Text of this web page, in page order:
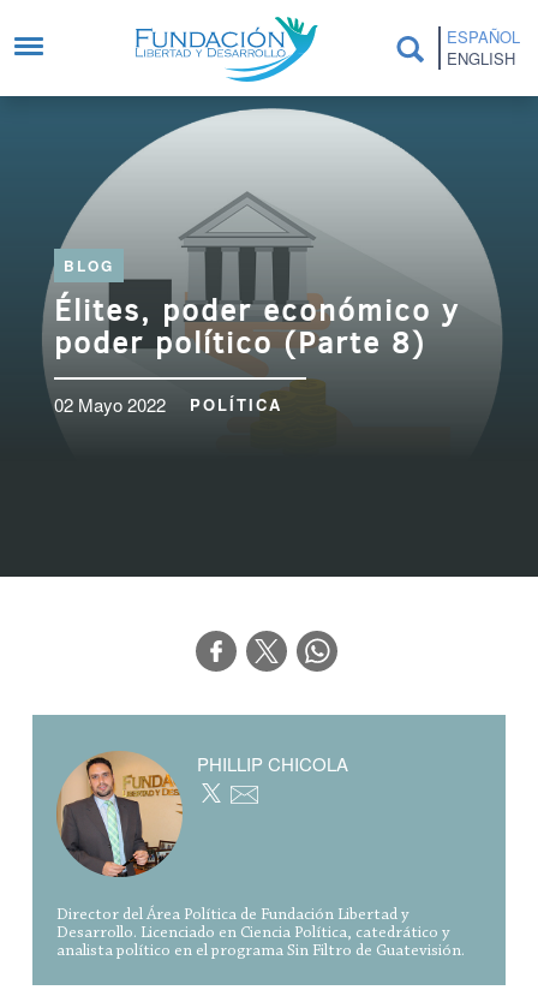
ESPAÑOL
ENGLISH
BLOG
Élites, poder económico y
poder político (Parte 8)
02 Mayo 2022 POLÍTICA
PHILLIP CHICOLA
Director del Área Política de Fundación Libertad y
Desarrollo. Licenciado en Ciencia Política, catedrático y
analista político en el programa Sin Filtro de Guatevisión.